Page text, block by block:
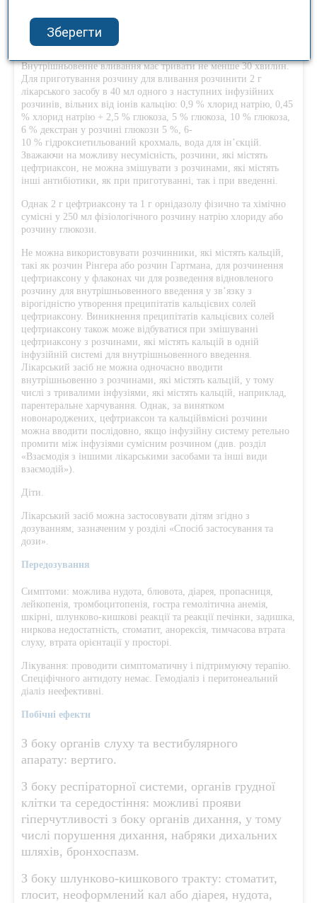
внутрішньовенно повільно (2-4 хвилини).
Внутрішньовенне вливання.
Внутрішньовенне вливання має тривати не менше 30 хвилин.
Для приготування розчину для вливання розчинити 2 г
лікарського засобу в 40 мл одного з наступних інфузійних
розчинів, вільних від іонів кальцію: 0,9 % хлорид натрію, 0,45
% хлорид натрію + 2,5 % глюкоза, 5 % глюкоза, 10 % глюкоза,
6 % декстран у розчині глюкози 5 %, 6-
10 % гідроксиетильований крохмаль, вода для ін’єкцій.
Зважаючи на можливу несумісність, розчини, які містять
цефтриаксон, не можна змішувати з розчинами, які містять
інші антибіотики, як при приготуванні, так і при введенні.
Однак 2 г цефтриаксону та 1 г орнідазолу фізично та хімічно
сумісні у 250 мл фізіологічного розчину натрію хлориду або
розчину глюкози.
Не можна використовувати розчинники, які містять кальцій,
такі як розчин Рінгера або розчин Гартмана, для розчинення
цефтриаксону у флаконах чи для розведення відновленого
розчину для внутрішньовенного введення у зв’язку з
вірогідністю утворення преципітатів кальцієвих солей
цефтриаксону. Виникнення преципітатів кальцієвих солей
цефтриаксону також може відбуватися при змішуванні
цефтриаксону з розчинами, які містять кальцій в одній
інфузійній системі для внутрішньовенного введення.
Лікарський засіб не можна одночасно вводити
внутрішньовенно з розчинами, які містять кальцій, у тому
числі з тривалими інфузіями, які містять кальцій, наприклад,
парентеральне харчування. Однак, за винятком
новонароджених, цефтриаксон та кальційвмісні розчини
можна вводити послідовно, якщо інфузійну систему ретельно
промити між інфузіями сумісним розчином (див. розділ
«Взаємодія з іншими лікарськими засобами та інші види
взаємодій»).
Діти.
Лікарський засіб можна застосовувати дітям згідно з
дозуванням, зазначеним у розділі «Спосіб застосування та
дози».
Передозування
Симптоми: можлива нудота, блювота, діарея, пропасниця,
лейкопенія, тромбоцитопенія, гостра гемолітична анемія,
шкірні, шлунково-кишкові реакції та реакції печінки, задишка,
ниркова недостатність, стоматит, анорексія, тимчасова втрата
слуху, втрата орієнтації у просторі.
Лікування: проводити симптоматичну і підтримуючу терапію.
Спеціфічного антидоту немає. Гемодіаліз і перитонеальний
діаліз неефективні.
Побічні ефекти
З боку органів слуху та вестибулярного
апарату: вертиго.
З боку респіраторної системи, органів грудної
клітки та середостіння: можливі прояви
гіперчутливості з боку органів дихання, у тому
числі порушення дихання, набряки дихальних
шляхів, бронхоспазм.
З боку шлунково-кишкового тракту: стоматит,
глосит, неоформлений кал або діарея, нудота,
Зберегти